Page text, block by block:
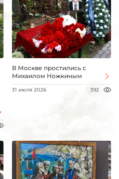
В Москве простились с
Михаилом Ножкиным
31 июля 2026 392